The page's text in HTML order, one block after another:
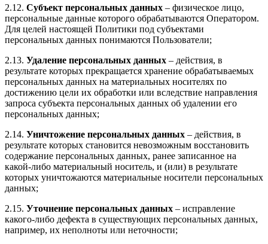
2.12. Субъект персональных данных – физическое лицо,
персональные данные которого обрабатываются Оператором.
Для целей настоящей Политики под субъектами
персональных данных понимаются Пользователи;
2.13. Удаление персональных данных – действия, в
результате которых прекращается хранение обрабатываемых
персональных данных на материальных носителях по
достижению цели их обработки или вследствие направления
запроса субъекта персональных данных об удалении его
персональных данных;
2.14. Уничтожение персональных данных – действия, в
результате которых становится невозможным восстановить
содержание персональных данных, ранее записанное на
какой-либо материальный носитель, и (или) в результате
которых уничтожаются материальные носители персональных
данных;
2.15. Уточнение персональных данных – исправление
какого-либо дефекта в существующих персональных данных,
например, их неполноты или неточности;